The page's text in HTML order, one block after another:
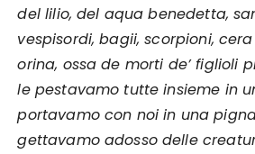
del lilio, del aqua benedetta,
vespisordi, bagii, scorpioni,
orina, ossa de morti de’ figlioli
le pestavamo tutte insieme in
portavamo con noi in una
gettavamo adosso delle